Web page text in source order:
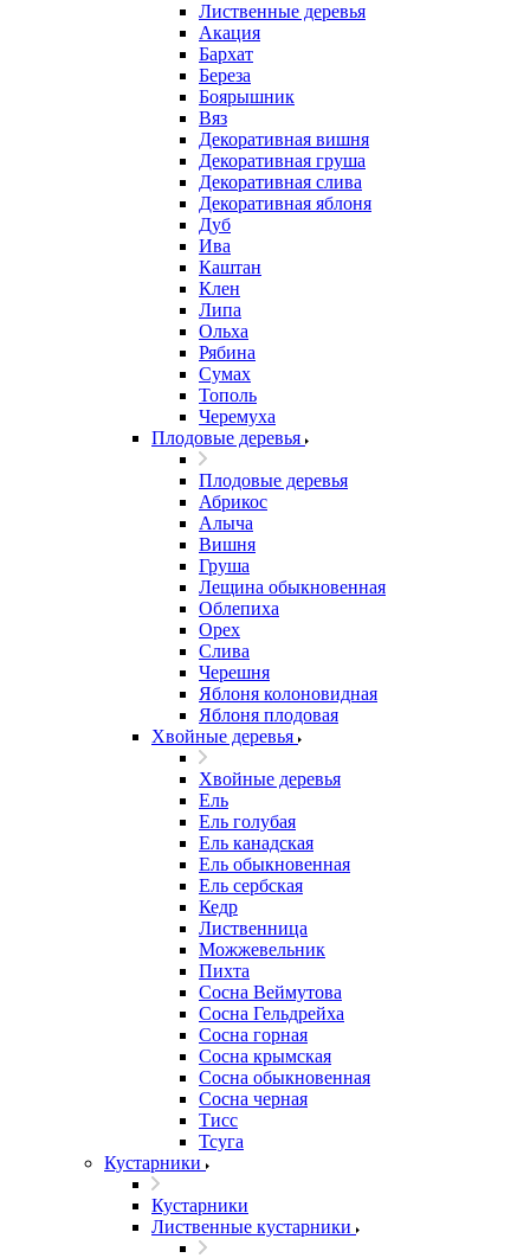
Лиственные деревья
Акация
Бархат
Береза
Боярышник
Вяз
Декоративная вишня
Декоративная груша
Декоративная слива
Декоративная яблоня
Дуб
Ива
Каштан
Клен
Липа
Ольха
Рябина
Сумах
Тополь
Черемуха
Плодовые деревья
Плодовые деревья
Абрикос
Алыча
Вишня
Груша
Лещина обыкновенная
Облепиха
Орех
Слива
Черешня
Яблоня колоновидная
Яблоня плодовая
Хвойные деревья
Хвойные деревья
Ель
Ель голубая
Ель канадская
Ель обыкновенная
Ель сербская
Кедр
Лиственница
Можжевельник
Пихта
Сосна Веймутова
Сосна Гельдрейха
Сосна горная
Сосна крымская
Сосна обыкновенная
Сосна черная
Тисс
Тсуга
Кустарники
Кустарники
Лиственные кустарники